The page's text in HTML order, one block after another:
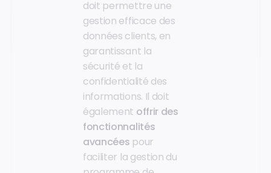
doit permettre une
gestion efficace des
données clients, en
garantissant la
sécurité et la
confidentialité des
informations. Il doit
également offrir des
fonctionnalités
avancées pour
faciliter la gestion du